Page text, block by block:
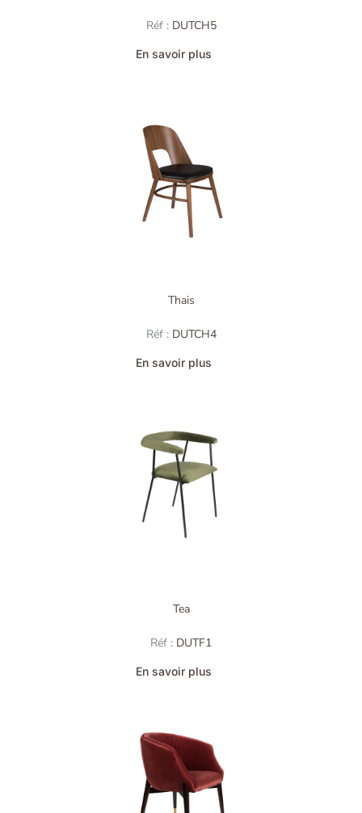
Réf : DUTCH5
En savoir plus
Thais
Réf : DUTCH4
En savoir plus
Tea
Réf : DUTF1
En savoir plus